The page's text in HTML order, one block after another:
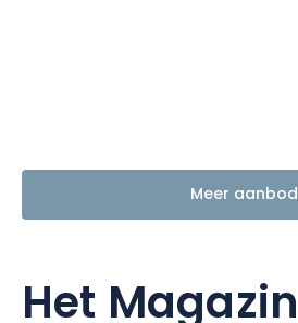
Meer aanbod
Het Magazin